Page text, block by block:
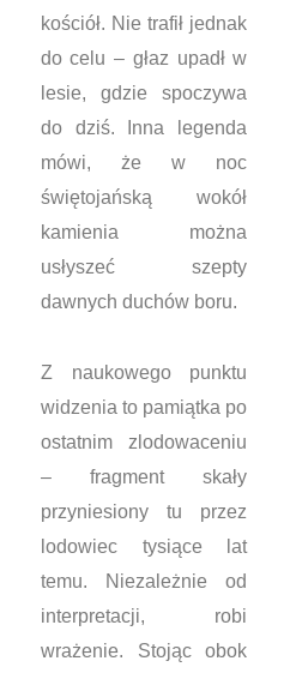
kościół. Nie trafił jednak
do celu – głaz upadł w
lesie, gdzie spoczywa
do dziś. Inna legenda
mówi, że w noc
świętojańską wokół
kamienia można
usłyszeć szepty
dawnych duchów boru.
Z naukowego punktu
widzenia to pamiątka po
ostatnim zlodowaceniu
– fragment skały
przyniesiony tu przez
lodowiec tysiące lat
temu. Niezależnie od
interpretacji, robi
wrażenie. Stojąc obok